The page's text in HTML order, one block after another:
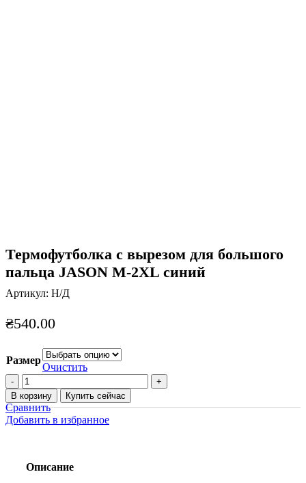
Термофутболка с вырезом для большого
пальца JASON M-2XL синий
Артикул: Н/Д
₴540.00
Размер
Очистить
Количество
товара
Термофутболка
с
вырезом
пальца
В корзину Купить сейчас
Сравнить
Добавить в избранное
Описание